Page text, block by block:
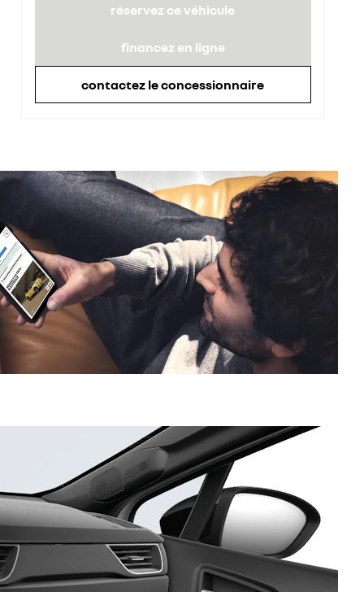
réservez ce véhicule
financez en ligne
contactez le concessionnaire